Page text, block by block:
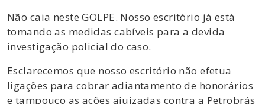
Não caia neste GOLPE. Nosso escritório já está
tomando as medidas cabíveis para a devida
investigação policial do caso.
Esclarecemos que nosso escritório não efetua
ligações para cobrar adiantamento de honorários
e tampouco as ações ajuizadas contra a Petrobrás